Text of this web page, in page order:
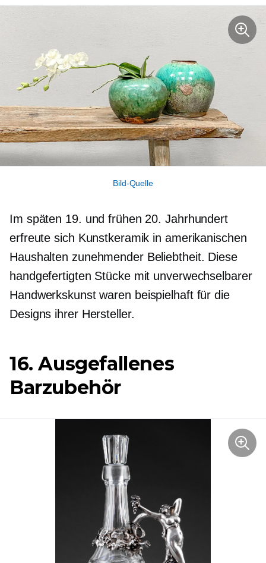
Bild-Quelle
Im späten 19. und frühen 20. Jahrhundert
erfreute sich Kunstkeramik in amerikanischen
Haushalten zunehmender Beliebtheit. Diese
handgefertigten Stücke mit unverwechselbarer
Handwerkskunst waren beispielhaft für die
Designs ihrer Hersteller.
16. Ausgefallenes
Barzubehör